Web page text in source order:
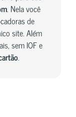
. Nela você
de
site. Além
sem IOF e
.